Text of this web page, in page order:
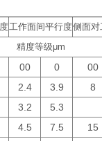
工作面间平行度侧面对
精度等级μm
00 0
00
2.4 3.9
8
3.2
5.3
4.5 7.5
15